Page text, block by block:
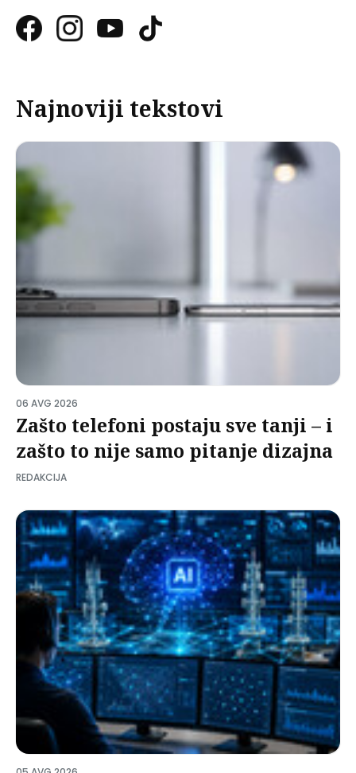
Najnoviji tekstovi
06 AVG 2026
Zašto telefoni postaju sve tanji – i
zašto to nije samo pitanje dizajna
REDAKCIJA